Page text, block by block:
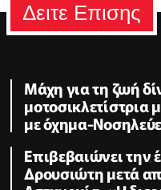
Δειτε Επισης
Μάχη για τη ζωή
με όχημα-
Επιβεβαιώνει την
Δρουσιώτη μετά